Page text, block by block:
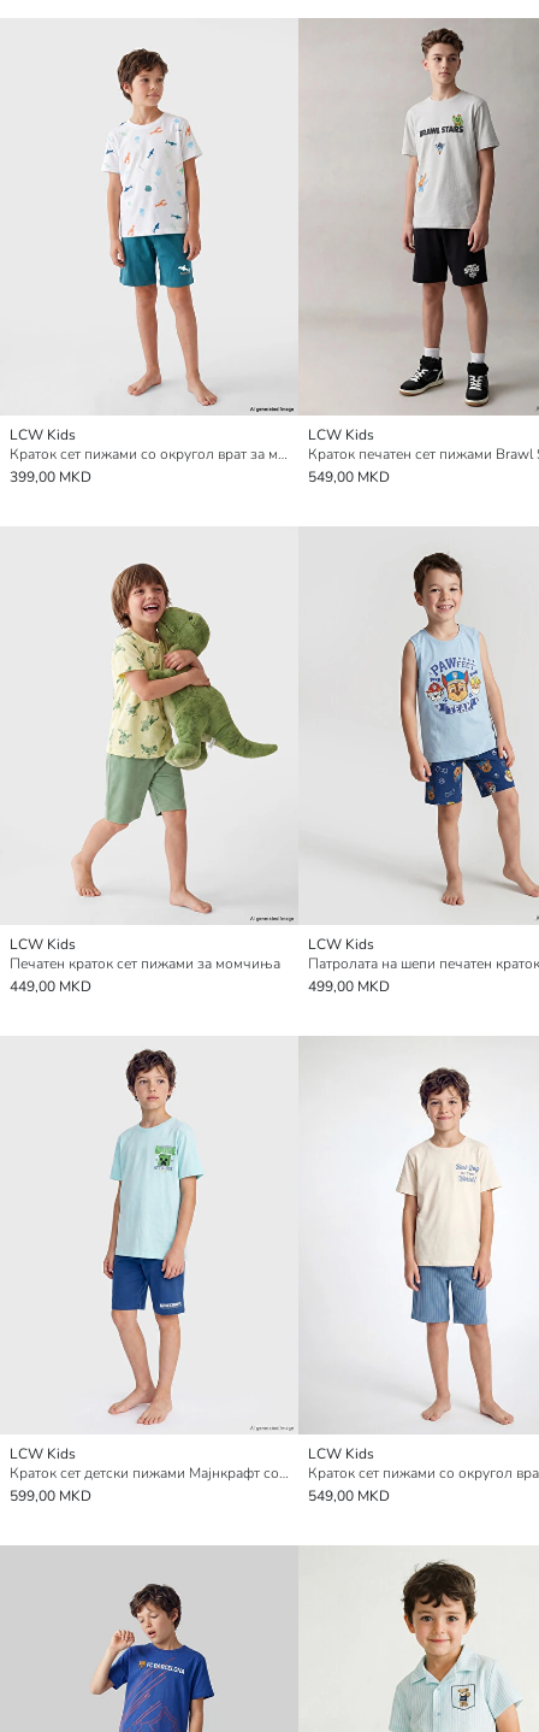
LCW Kids
Краток сет пижами со округол врат за момчиња
399,00 MKD
LCW Kids
549,00 MKD
LCW Kids
Печатен краток сет пижами за момчиња
449,00 MKD
LCW Kids
499,00 MKD
LCW Kids
Краток сет детски пижами Мајнкрафт со печат за Момчиња
599,00 MKD
LCW Kids
549,00 MKD